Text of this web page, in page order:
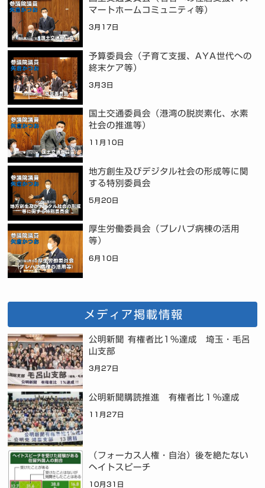
マートホームコミュニティ等）
3月17日
予算委員会（子育て支援、AYA世代への
終末ケア等）
3月3日
国土交通委員会（港湾の脱炭素化、水素
社会の推進等）
11月10日
地方創生及びデジタル社会の形成等に関
する特別委員会
5月20日
厚生労働委員会（プレハブ病棟の活用
等）
6月10日
メディア掲載情報
公明新聞 有権者比1%達成 埼玉・毛呂
山支部
3月27日
公明新聞購読推進 有権者比１％達成
11月27日
（フォーカス人権・自治）後を絶たない
ヘイトスピーチ
10月31日